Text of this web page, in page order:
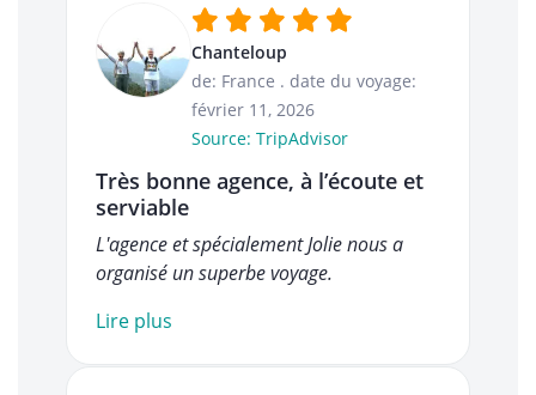
Chanteloup
de: France . date du voyage:
février 11, 2026
Source: TripAdvisor
Très bonne agence, à l’écoute et
serviable
L'agence et spécialement Jolie nous a
organisé un superbe voyage.
Lire plus